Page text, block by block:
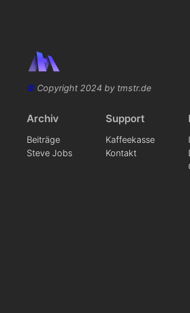
©Copyright 2024 by tmstr.de
Archiv
Beiträge
Steve Jobs
Support
Kaffeekasse
Kontakt